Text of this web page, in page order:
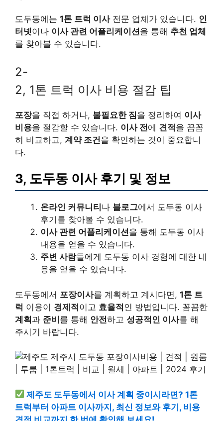
도두동에는 1톤 트럭 이사전문 업체가 있습니다. 인
터넷이나 이사 관련 어플리케이션을 통해 추천 업체
를 찾아볼 수 있습니다.
2-
2, 1톤 트럭 이사 비용 절감 팁
포장을 직접 하거나, 불필요한 짐을 정리하여 이사
비용을 절감할 수 있습니다. 이사 전에 견적을 꼼꼼
히 비교하고, 계약 조건을 확인하는 것이 중요합니
다.
3, 도두동 이사 후기 및 정보
온라인 커뮤니티 나 블로그에서 도두동 이사
후기를 찾아볼 수 있습니다.
이사 관련 어플리케이션을 통해 도두동 이사
내용을 얻을 수 있습니다.
주변 사람들에게 도두동 이사 경험에 대한 내
용을 얻을 수 있습니다.
도두동에서 포장이사를 계획하고 계시다면, 1톤 트
럭 이용이 경제적이고 효율적 인 방법입니다. 꼼꼼한
계획과 준비를 통해 안전하고 성공적인 이사를 해
주시기 바랍니다.
제주도 도두동에서 이사 계획 중이시라면? 1톤
트럭부터 아파트 이사까지, 최신 정보와 후기, 비용